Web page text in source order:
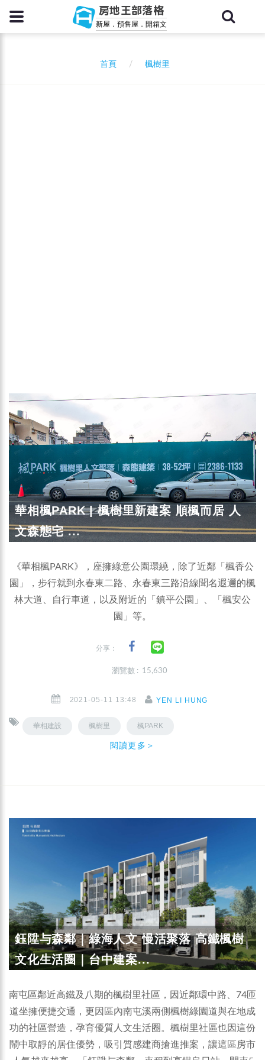
房地王部落格
新屋．預售屋．開箱文
首頁 楓樹里
華相楓PARK | 楓樹里新建案 順楓而居 人
文森態宅 ...
《華相楓PARK》，座擁綠意公園環繞，除了近鄰「楓香公
園」，步行就到永春東二路、永春東三路沿線聞名遐邇的楓
林大道、自行車道，以及附近的「鎮平公園」、「楓安公
園」等。
分享：
瀏覽數 : 15,630
2021-05-11 13:48 YEN LI HUNG
華相建設 楓樹里 楓PARK
閱讀更多＞
鈺陞与森鄰｜綠海人文 慢活聚落 高鐵楓樹
文化生活圈｜台中建案...
南屯區鄰近高鐵及八期的楓樹里社區，因近鄰環中路、74匝
道坐擁便捷交通，更因區內南屯溪兩側楓樹綠園道與在地成
功的社區營造，孕育優質人文生活圈。楓樹里社區也因這份
鬧中取靜的居住優勢，吸引質感建商搶進推案，讓這區房市